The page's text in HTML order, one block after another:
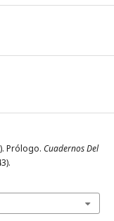
Prólogo. Cuadernos Del